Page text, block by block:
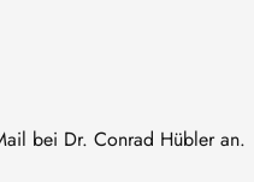
bei Dr. Conrad Hübler an.